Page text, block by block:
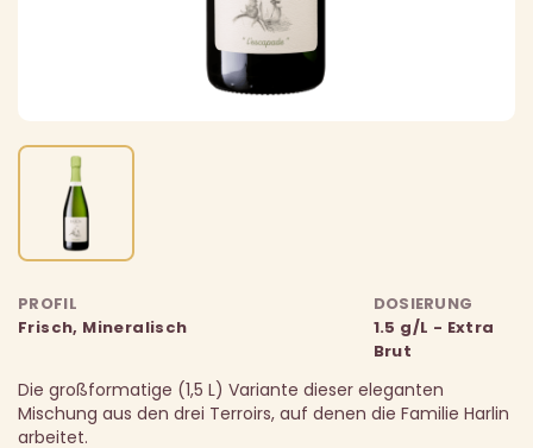
PROFIL
Frisch, Mineralisch
DOSIERUNG
1.5 g/L - Extra
Brut
Die großformatige (1,5 L) Variante dieser eleganten
Mischung aus den drei Terroirs, auf denen die Familie Harlin
arbeitet.